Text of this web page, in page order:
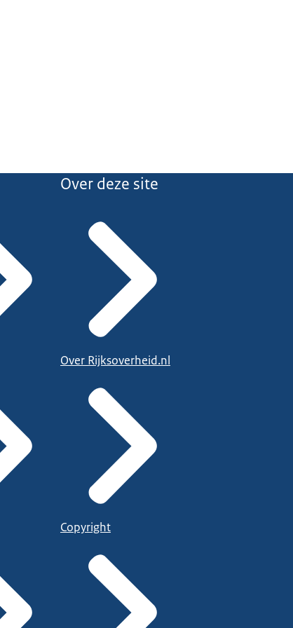
Over deze site
Over Rijksoverheid.nl
Copyright